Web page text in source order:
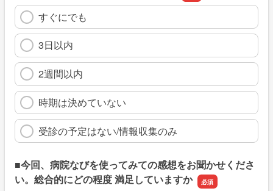
すぐにでも
3日以内
2週間以内
時期は決めていない
受診の予定はない/情報収集のみ
■今回、病院なびを使ってみての感想をお聞かせくださ
い。総合的にどの程度 満足していますか